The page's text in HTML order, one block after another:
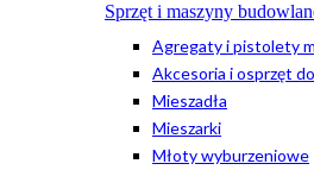
Sprzęt i maszyny
Agregaty i pistolety
Akcesoria i osprzęt
Mieszadła
Mieszarki
Młoty wyburzeniowe